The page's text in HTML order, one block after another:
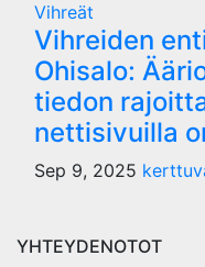
Vihreät
Vihreiden
Ohisalo:
tiedon
nettisivuilla
Sep 9, 2025
YHTEYDENOTOT